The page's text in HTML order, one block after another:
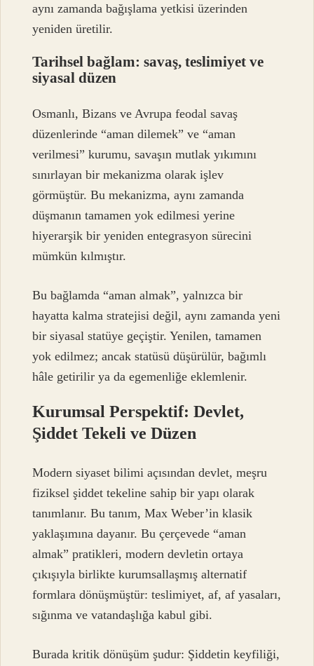
aynı zamanda bağışlama yetkisi üzerinden
yeniden üretilir.
Tarihsel bağlam: savaş, teslimiyet ve
siyasal düzen
Osmanlı, Bizans ve Avrupa feodal savaş
düzenlerinde “aman dilemek” ve “aman
verilmesi” kurumu, savaşın mutlak yıkımını
sınırlayan bir mekanizma olarak işlev
görmüştür. Bu mekanizma, aynı zamanda
düşmanın tamamen yok edilmesi yerine
hiyerarşik bir yeniden entegrasyon sürecini
mümkün kılmıştır.
Bu bağlamda “aman almak”, yalnızca bir
hayatta kalma stratejisi değil, aynı zamanda yeni
bir siyasal statüye geçiştir. Yenilen, tamamen
yok edilmez; ancak statüsü düşürülür, bağımlı
hâle getirilir ya da egemenliğe eklemlenir.
Kurumsal Perspektif: Devlet,
Şiddet Tekeli ve Düzen
Modern siyaset bilimi açısından devlet, meşru
fiziksel şiddet tekeline sahip bir yapı olarak
tanımlanır. Bu tanım, Max Weber’in klasik
yaklaşımına dayanır. Bu çerçevede “aman
almak” pratikleri, modern devletin ortaya
çıkışıyla birlikte kurumsallaşmış alternatif
formlara dönüşmüştür: teslimiyet, af, af yasaları,
sığınma ve vatandaşlığa kabul gibi.
Burada kritik dönüşüm şudur: Şiddetin keyfiliği,